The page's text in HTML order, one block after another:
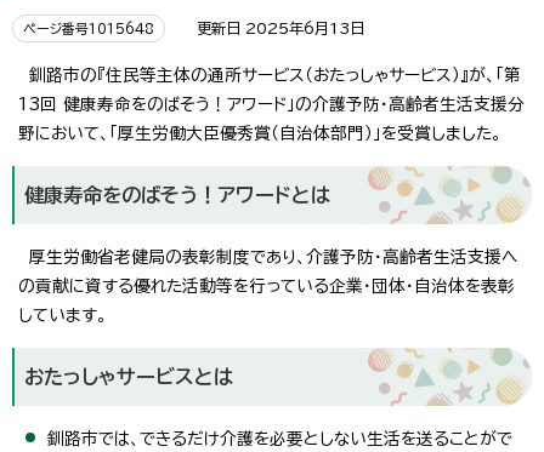
ページ番号1015648 更新日 2025年6月13日
釧路市の『住民等主体の通所サービス（おたっしゃサービス）』が、「第
13回 健康寿命をのばそう！アワード」の介護予防・高齢者生活支援分
野において、「厚生労働大臣優秀賞（自治体部門）」を受賞しました。
健康寿命をのばそう！アワードとは
厚生労働省老健局の表彰制度であり、介護予防・高齢者生活支援へ
の貢献に資する優れた活動等を行っている企業・団体・自治体を表彰
しています。
おたっしゃサービスとは
釧路市では、できるだけ介護を必要としない生活を送ることがで